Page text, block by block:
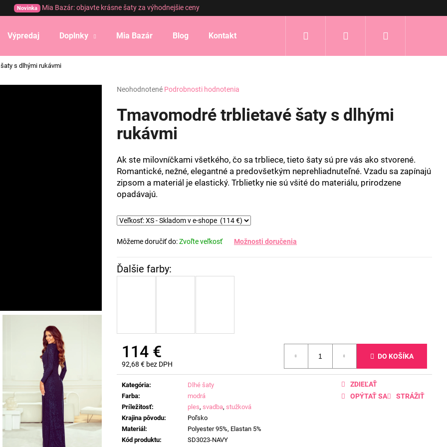
Novinka Mia Bazár: objavte krásne šaty za výhodnejšie ceny
Výpredaj Doplnky Mia Bazár Blog Kontakt Prihlásenie
s dlhými rukávmi
Priemerné
produktu
hviezdičiek.
Neohodnotené Podrobnosti hodnotenia
Tmavomodré trblietavé šaty s dlhými
rukávmi
Ak ste milovníčkami všetkého, čo sa trbliece, tieto šaty sú pre vás ako stvorené.
Romantické, nežné, elegantné a predovšetkým neprehliadnuteľné. Vzadu sa zapínajú
zipsom a materiál je elastický. Trblietky nie sú všité do materiálu, prirodzene
opadávajú.
Môžeme doručiť do:Zvoľte veľkosť Možnosti doručenia
114 €
92,68 € bez DPH
Jednotková
cena:
DO KOŠÍKA
Kategória:
Dlhé šaty
Farba:
modrá
Príležitosť: ples, svadba, stužková
Krajina pôvodu:
Poľsko
Materiál:
Polyester 95%, Elastan 5%
Kód produktu: SD3023-NAVY
OPÝTAŤ SA STRÁŽIŤ
ZDIEĽAŤ
Čo potrebujete nájsť?
HĽADAŤ